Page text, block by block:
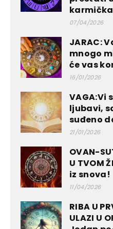
07/04/2026
JARAC:
mnogo
će vas
16/01/2026
VAGA:Vi
ljubavi,
suđeno
21/01/2026
OVAN-
U TVOM
iz snova!
11/04/2026
RIBA U
ULAZI U